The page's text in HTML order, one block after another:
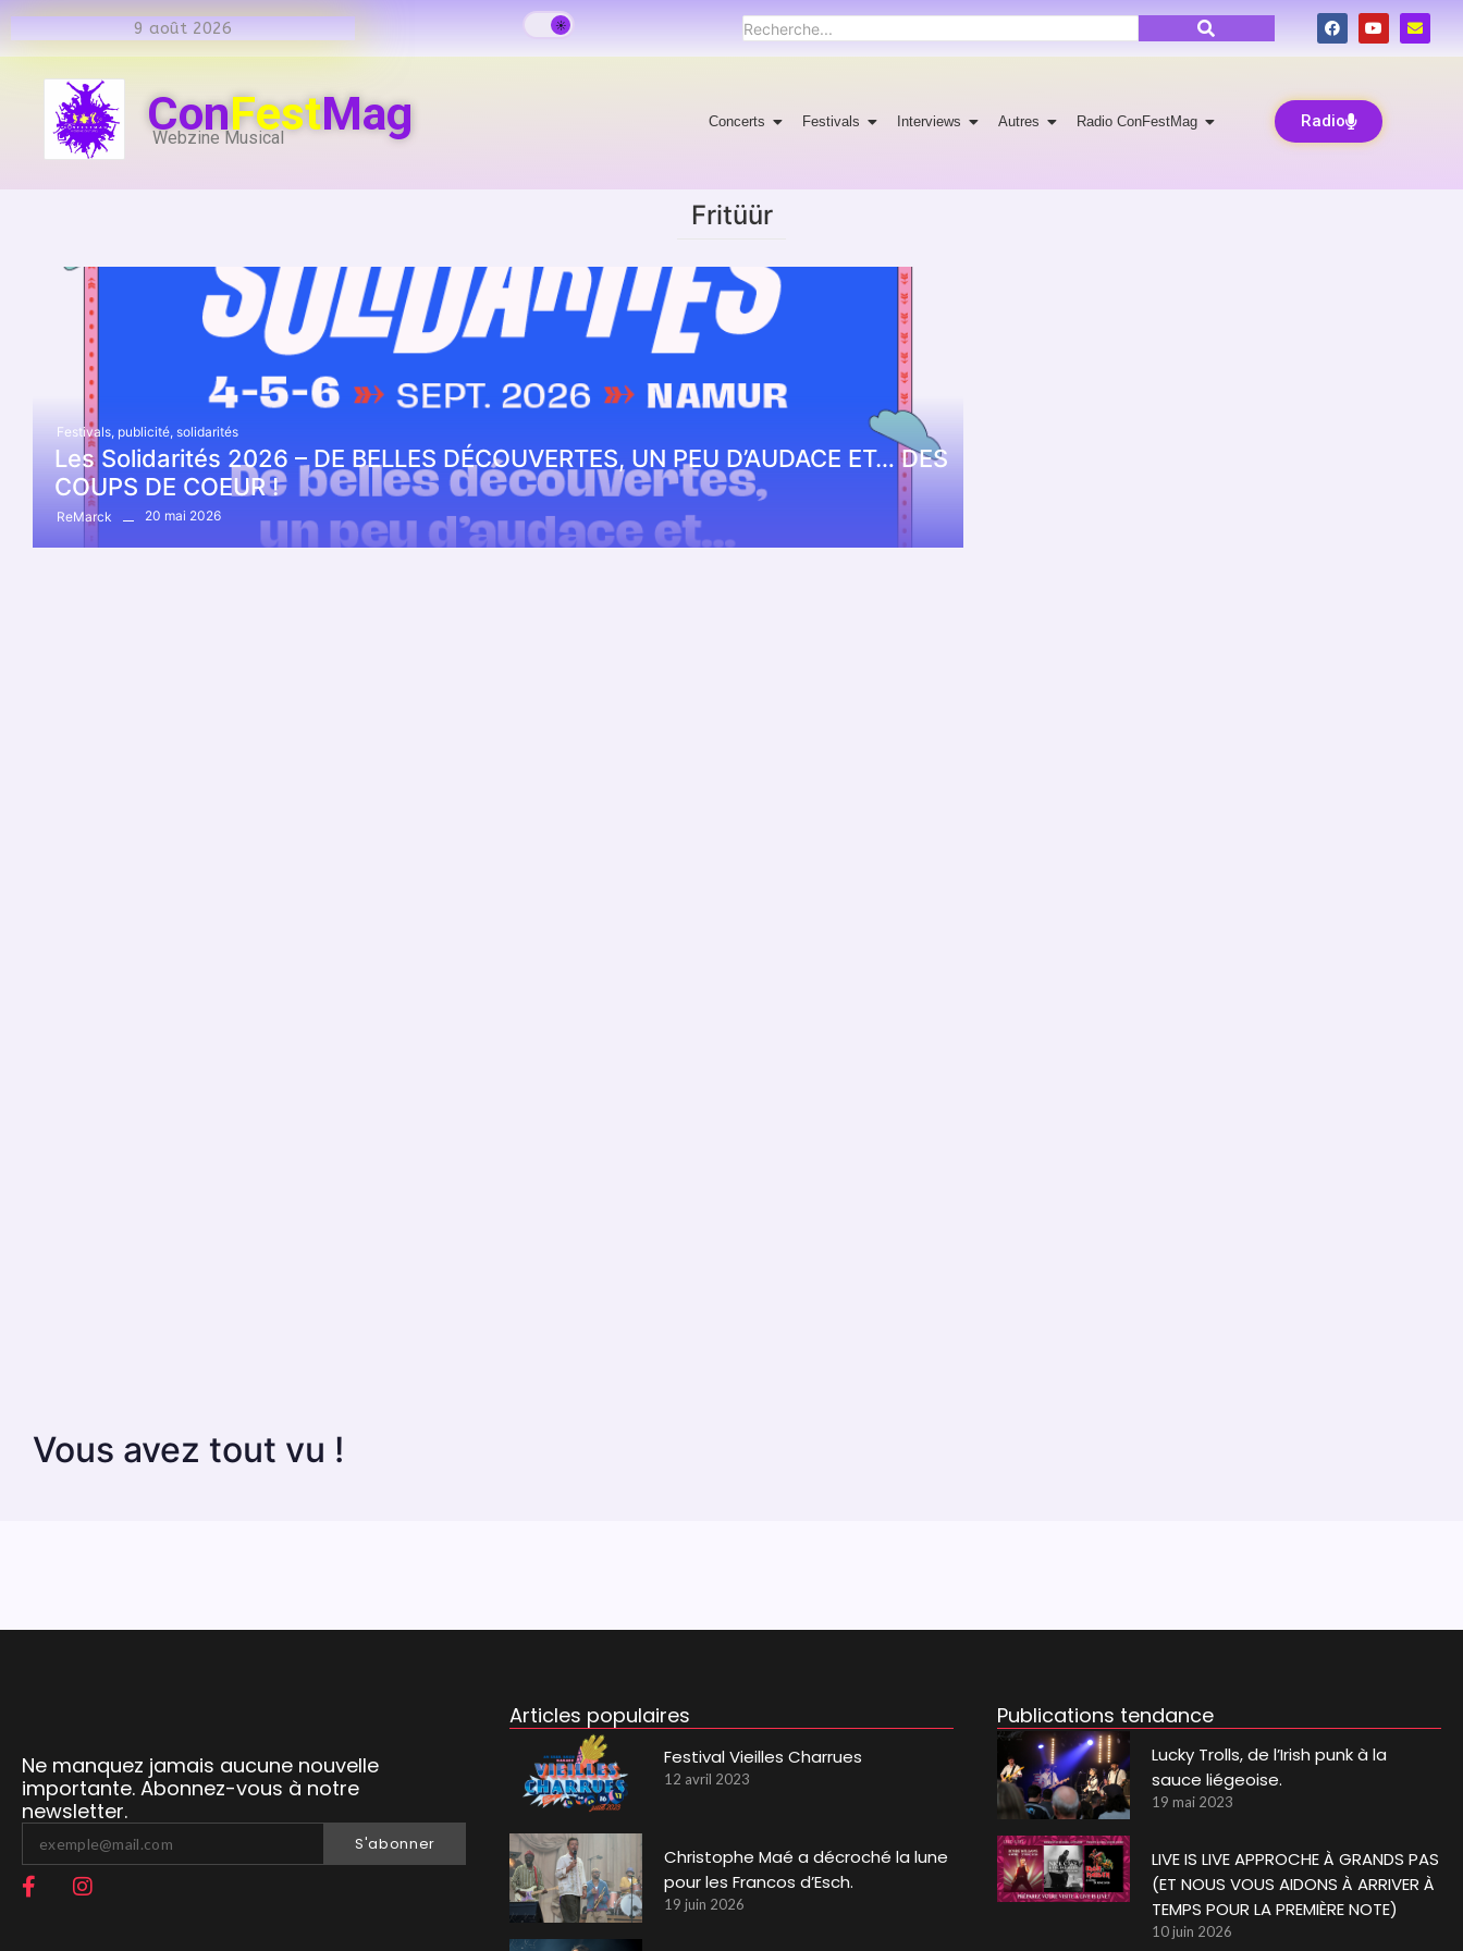
9 août 2026
ConFestMag
Webzine Musical
Concerts Festivals Interviews Autres Radio ConFestMag Radio
Fritüür
Festivals, publicité, solidarités
Les Solidarités 2026 – DE BELLES DÉCOUVERTES, UN PEU D’AUDACE ET… DES
COUPS DE COEUR !
ReMarck 20 mai 2026
Vous avez tout vu !
Ne manquez jamais aucune nouvelle
importante. Abonnez-vous à notre
newsletter.
S'abonner
Articles populaires
Festival Vieilles Charrues
12 avril 2023
Christophe Maé a décroché la lune
pour les Francos d’Esch.
19 juin 2026
Publications tendance
Lucky Trolls, de l’Irish punk à la
sauce liégeoise.
19 mai 2023
LIVE IS LIVE APPROCHE À GRANDS PAS
(ET NOUS VOUS AIDONS À ARRIVER À
TEMPS POUR LA PREMIÈRE NOTE)
10 juin 2026